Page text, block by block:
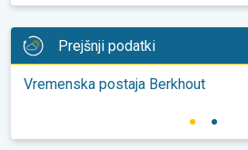
Prejšnji podatki
Vremenska postaja Berkhout